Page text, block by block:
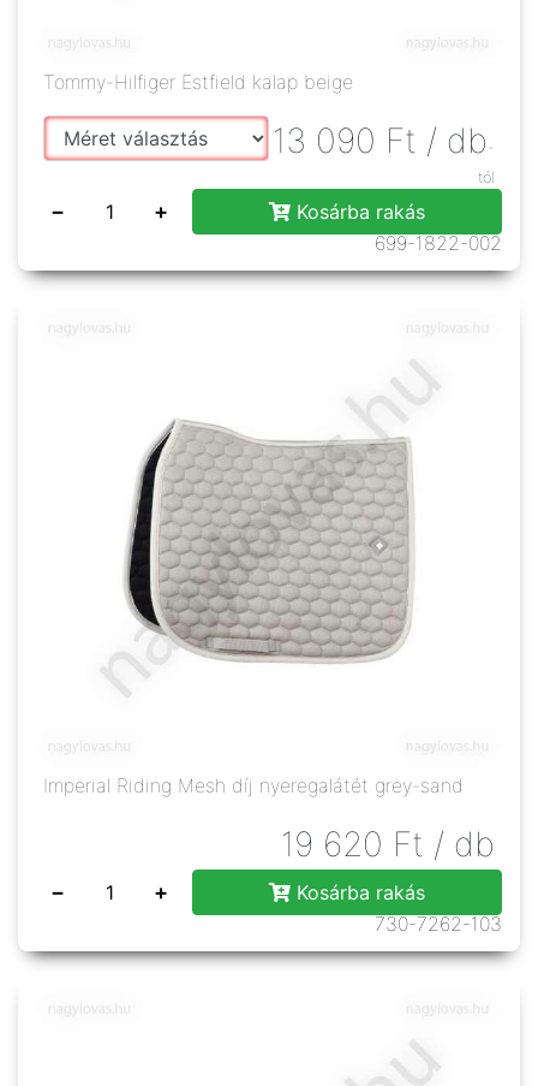
Tommy-Hilfiger Estfield kalap beige
13 090 Ft / db -
tól
− +
Kosárba rakás
699-1822-002
Imperial Riding Mesh díj nyeregalátét grey-sand
19 620 Ft / db
− +
Kosárba rakás
730-7262-103